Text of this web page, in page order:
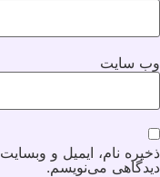
وب‌ سایت
ذخیره نام، ایمیل و
دیدگاهی می‌نویسم.